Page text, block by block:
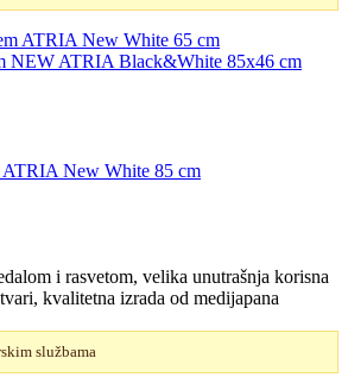
ATRIA New White 85 cm
i rasvetom, velika unutrašnja korisna
kvalitetna izrada od medijapana
službama